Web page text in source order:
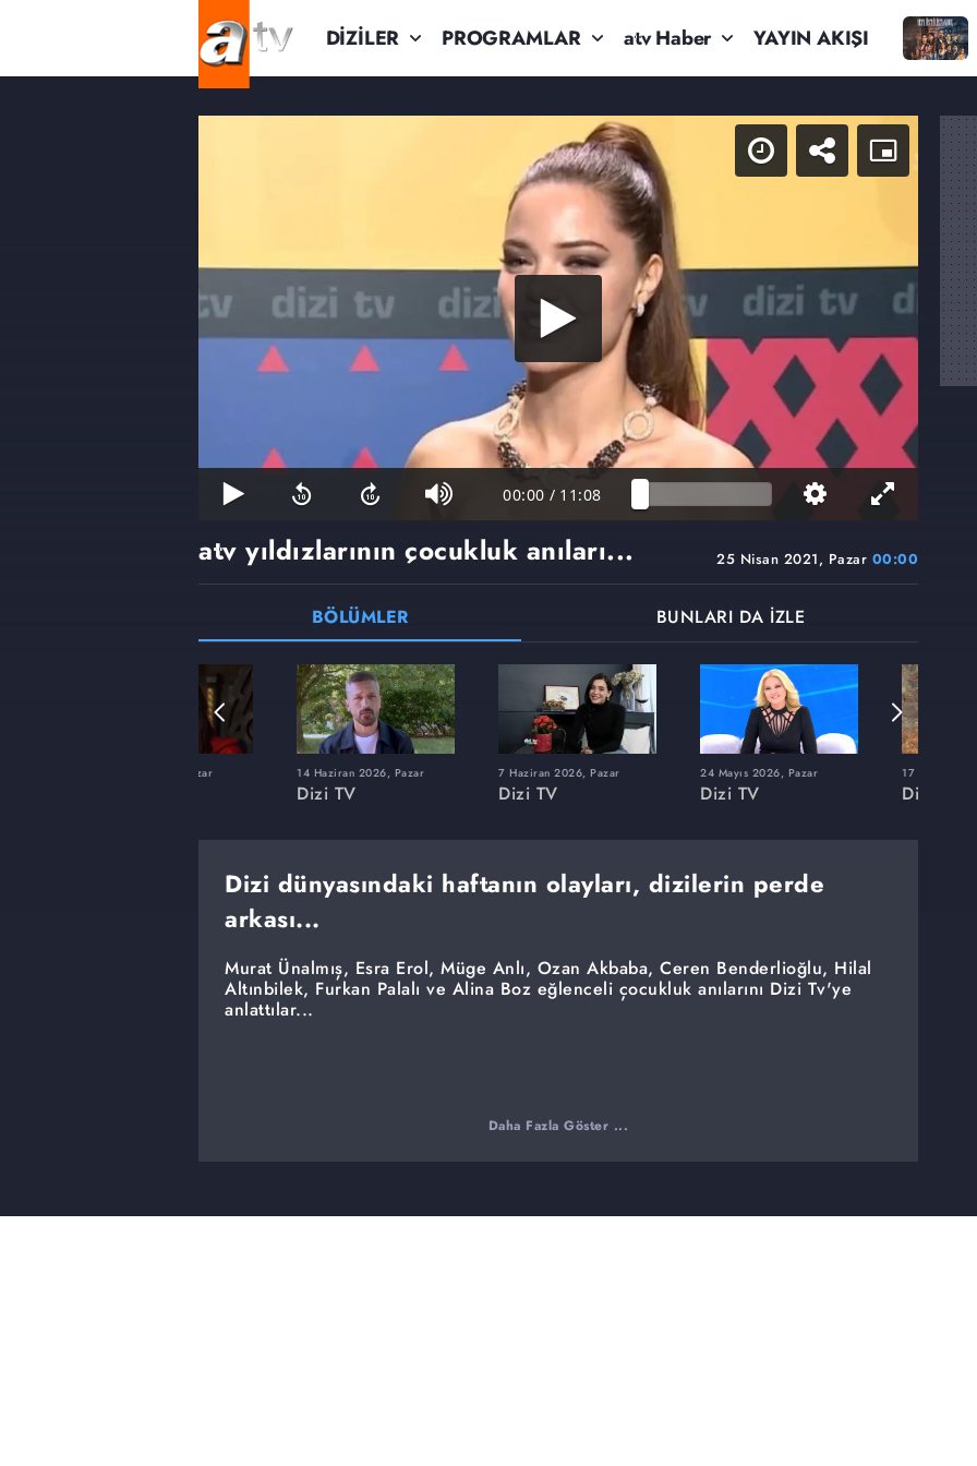
DİZİLER PROGRAMLAR atv Haber YAYIN AKIŞI
00:00 / 11:08
25 Nisan 2021, Pazar 00:00
atv yıldızlarının çocukluk anıları...
BÖLÜMLER BUNLARI DA İZLE
22 Şubat 2026, Pazar 14 Haziran 2026, Pazar
Dizi TV
7 Haziran 2026, Pazar
Dizi TV
24 Mayıs 2026, Pazar
Dizi TV
17 Mayıs
Dizi TV
Dizi dünyasındaki haftanın olayları, dizilerin perde
arkası...
Murat Ünalmış, Esra Erol, Müge Anlı, Ozan Akbaba, Ceren Benderlioğlu, Hilal
Altınbilek, Furkan Palalı ve Alina Boz eğlenceli çocukluk anılarını Dizi Tv'ye
anlattılar...
Daha Fazla Göster ...